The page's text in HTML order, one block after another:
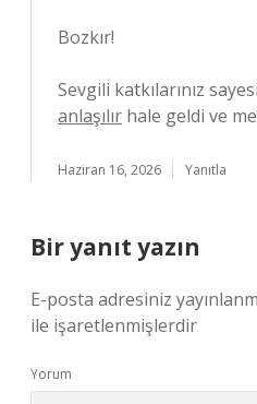
Bozkır!
Sevgili katkılarınız
anlaşılır hale geldi ve
Haziran 16, 2026 Yanıtla
Bir yanıt yazın
E-posta adresiniz
ile işaretlenmişlerdir
Yorum